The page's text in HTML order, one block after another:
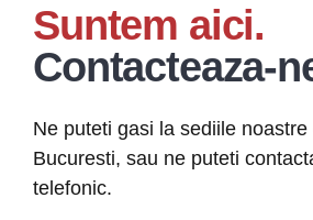
Suntem aici.
Contacteaza-
Ne puteti gasi la sediile
Bucuresti, sau ne puteti
telefonic.